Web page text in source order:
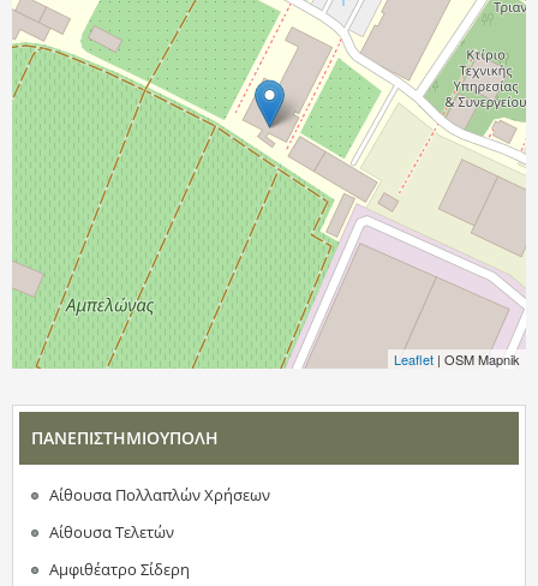
Leaflet | OSM Mapnik
ΠΑΝΕΠΙΣΤΗΜΙΟΥΠΟΛΗ
Αίθουσα Πολλαπλών Χρήσεων
Αίθουσα Τελετών
Αμφιθέατρο Σίδερη